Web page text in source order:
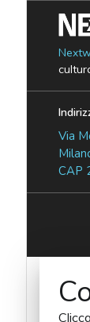
Via
CAP